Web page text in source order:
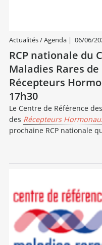
Actualités / Agenda| 06/06/
RCP nationale du
Maladies Rares
Récepteurs
17h30
Le Centre de Référence
des Récepteurs
prochaine RCP nationale